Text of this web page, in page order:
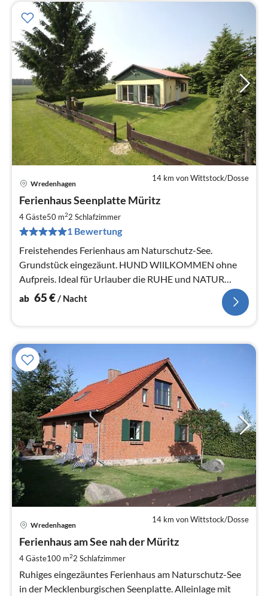
14 km von Wittstock/Dosse
Wredenhagen
Ferienhaus Seenplatte Müritz
4 Gäste50 m22 Schlafzimmer
1 Bewertung
Freistehendes Ferienhaus am Naturschutz-See.
Grundstück eingezäunt. HUND WIlLKOMMEN ohne
Aufpreis. Ideal für Urlauber die RUHE und NATUR
suchen.
ab 65€/ Nacht
14 km von Wittstock/Dosse
Wredenhagen
Ferienhaus am See nah der Müritz
4 Gäste100 m22 Schlafzimmer
Ruhiges eingezäuntes Ferienhaus am Naturschutz-See
in der Mecklenburgischen Seenplatte. Alleinlage mit